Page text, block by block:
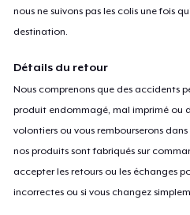
nous ne suivons pas les colis une fois
destination.
Détails du retour
Nous comprenons que des accidents
produit endommagé, mal imprimé ou
volontiers ou vous rembourserons
nos produits sont fabriqués sur
accepter les retours ou les échanges
incorrectes ou si vous changez